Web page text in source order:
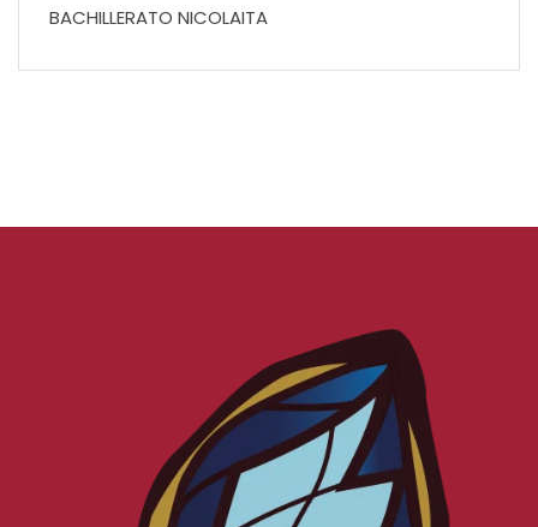
BACHILLERATO NICOLAITA